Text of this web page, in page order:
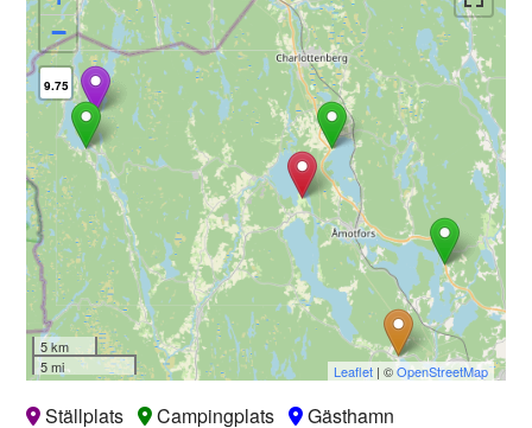
−
9.75
5 km
5 mi
Leaflet| ©OpenStreetMap
Ställplats Campingplats
Gästhamn